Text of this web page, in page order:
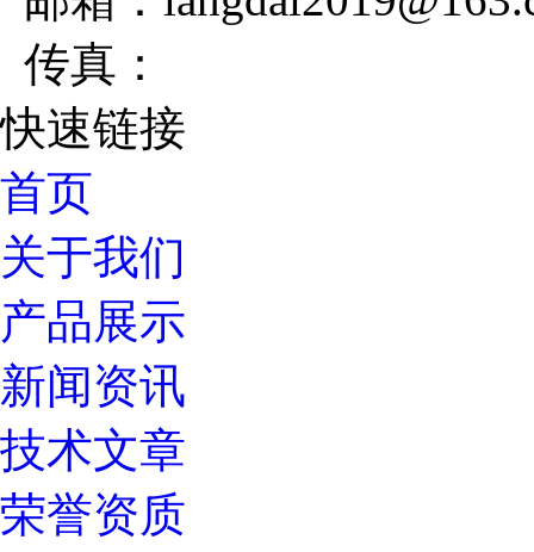
传真：
快速链接
首页
关于我们
产品展示
新闻资讯
技术文章
荣誉资质